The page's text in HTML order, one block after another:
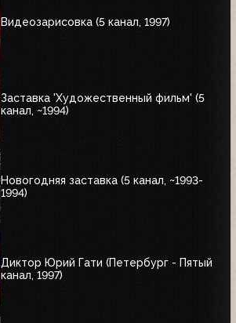
Видеозарисовка (5 канал, 1997)
Заставка 'Художественный фильм' (5
канал, ~1994)
Новогодняя заставка (5 канал, ~1993-
1994)
Диктор Юрий Гати (Петербург - Пятый
канал, 1997)